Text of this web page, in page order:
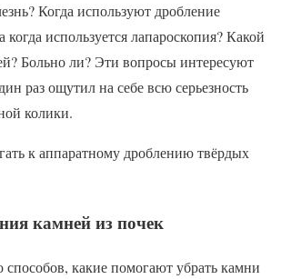
Когда используют дробление
используется лапароскопия? Какой
Больно ли? Эти вопросы интересуют
раз ощутил на себе всю серьезность
колики.
к аппаратному дроблению твёрдых
камней из почек
какие помогают убрать камни